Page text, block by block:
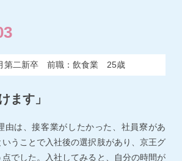
第二新卒 前職：飲食業 25歳
ます」
由は、接客業がしたかった、社員寮があ
うことで入社後の選択肢があり、京王グ
でした。入社してみると、自分の時間が